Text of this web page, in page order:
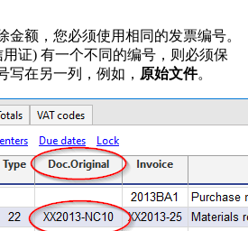
金额，您必须使用相同的发票编号。
证) 有一个不同的编号，则必须保
写在另一列，例如， 原始文件。